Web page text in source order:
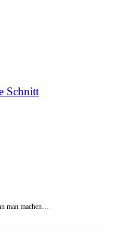
Schnitt
man machen…